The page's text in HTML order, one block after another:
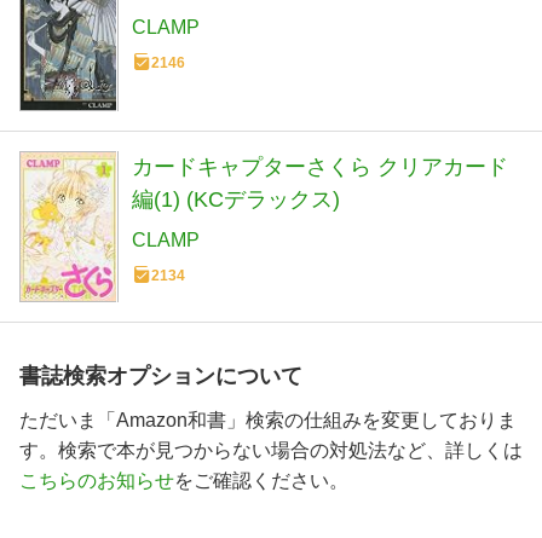
CLAMP
2146
カードキャプターさくら クリアカード
編(1) (KCデラックス)
CLAMP
2134
書誌検索オプションについて
ただいま「Amazon和書」検索の仕組みを変更しておりま
す。検索で本が見つからない場合の対処法など、詳しくは
こちらのお知らせをご確認ください。